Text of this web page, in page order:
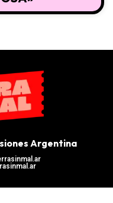
Argentina